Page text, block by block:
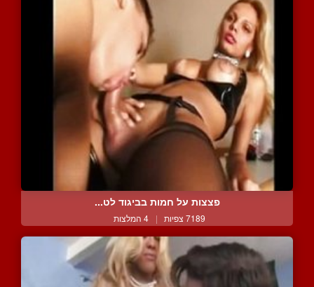
פצצות על חמות בביגוד לט...
7189 צפיות | 4 המלצות